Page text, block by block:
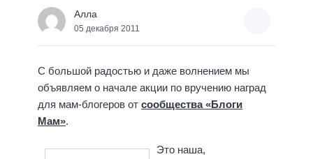
Алла
05 декабря 2011
С большой радостью и даже волнением мы
объявляем о начале акции по вручению наград
для мам-блогеров от сообщества «Блоги
Мам».
Это наша,